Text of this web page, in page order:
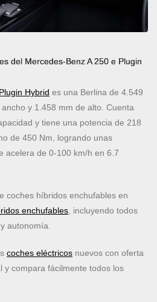
del Mercedes-Benz A 250 e Plugin
Hybrid es una Berlina de 4.549
y 1.458 mm de alto. Cuenta
y tiene una potencia de 218
de 450 Nm, logrando unas
acelera de 0-100 km/h en 6.7
coches híbridos enchufables en
enchufables , incluyendo todos
autonomía.
coches eléctricos nuevos con oferta
y compara fácilmente todos los